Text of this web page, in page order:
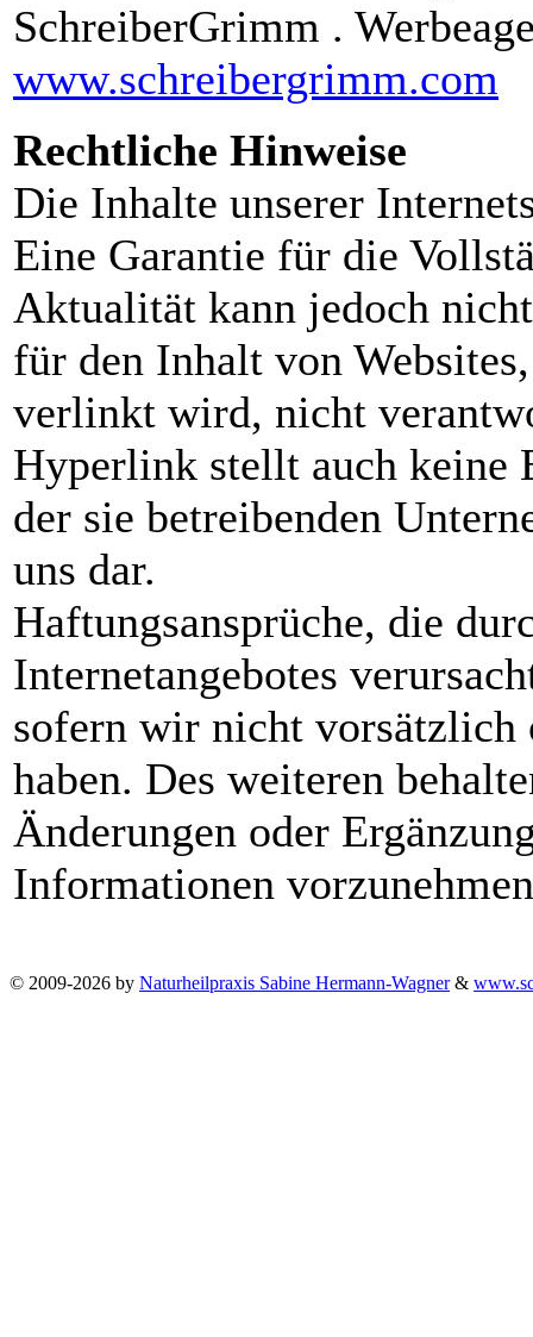
SchreiberGrimm .
www.schreibergrimm.com
Rechtliche Hinweise
Die Inhalte unserer
Eine Garantie für die
Aktualität kann jedoch
für den Inhalt von
verlinkt wird, nicht
Hyperlink stellt auch keine
der sie betreibenden
uns dar.
Haftungsansprüche, die
Internetangebotes
sofern wir nicht vorsätzlich
haben. Des weiteren
Änderungen oder
Informationen
© 2009-2026 by Naturheilpraxis Sabine Hermann-Wagner&